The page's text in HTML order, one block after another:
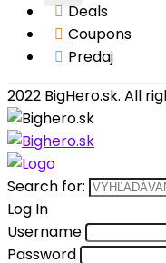
Deals
Coupons
Predaj
2022 BigHero.sk. All
Search for:
Log In
Username
Password